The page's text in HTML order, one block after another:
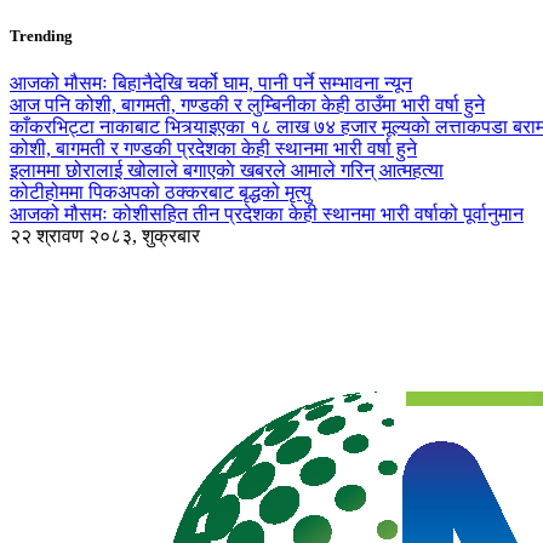
Trending
आजको मौसमः बिहानैदेखि चर्को घाम, पानी पर्ने सम्भावना न्यून
आज पनि कोशी, बागमती, गण्डकी र लुम्बिनीका केही ठाउँमा भारी वर्षा हुने
काँकरभिट्टा नाकाबाट भित्र्याइएका १८ लाख ७४ हजार मूल्यकाे लत्ताकपडा
कोशी, बागमती र गण्डकी प्रदेशका केही स्थानमा भारी वर्षा हुने
इलाममा छोरालाई खोलाले बगाएकाे खबरले आमाले गरिन् आत्महत्या
कोटीहोममा पिकअपको ठक्करबाट बृद्धको मृत्यु
आजको मौसमः कोशीसहित तीन प्रदेशका केही स्थानमा भारी वर्षाको पूर्वानुमान
२२ श्रावण २०८३, शुक्रबार